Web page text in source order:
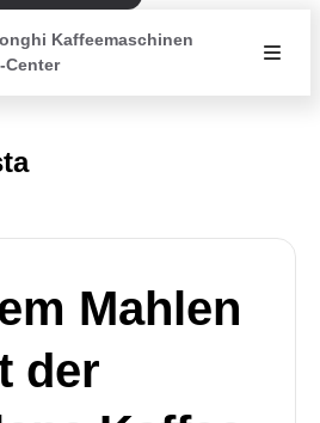
Kaffeemaschinen
Center
Mahlen
der